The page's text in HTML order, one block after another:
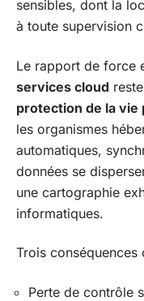
sensibles, dont la
à toute supervision
Le rapport de force
services cloud
protection de la vie
les organismes
automatiques,
données se
une cartographie
informatiques.
Trois conséquences
Perte de contrôle